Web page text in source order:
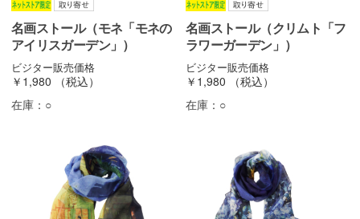
名画ストール（モネ「モネの
アイリスガーデン」）
ビジター販売価格
￥1,980
（税込）
在庫： ○
名画ストール（クリムト「フ
ラワーガーデン」）
ビジター販売価格
￥1,980
（税込）
在庫： ○